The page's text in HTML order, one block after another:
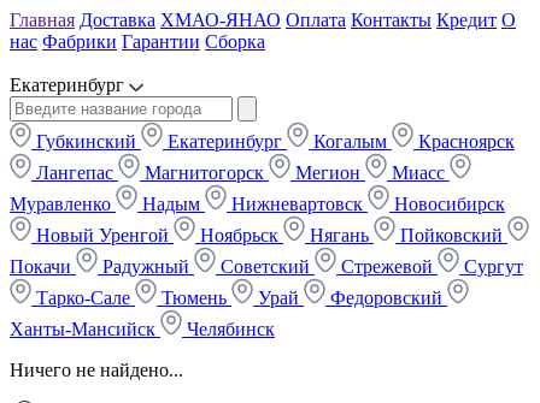
Главная Доставка ХМАО-ЯНАО Оплата Контакты Кредит О
нас Фабрики Гарантии Сборка
Екатеринбург
Губкинский Екатеринбург Когалым
Красноярск
Лангепас
Магнитогорск Мегион
Миасс
Муравленко
Надым Нижневартовск
Новосибирск
Новый Уренгой
Ноябрьск Нягань
Пойковский
Покачи
Радужный Советский Стрежевой
Сургут
Тарко-Сале
Тюмень Урай
Федоровский
Ханты-Мансийск
Челябинск
Ничего не найдено...